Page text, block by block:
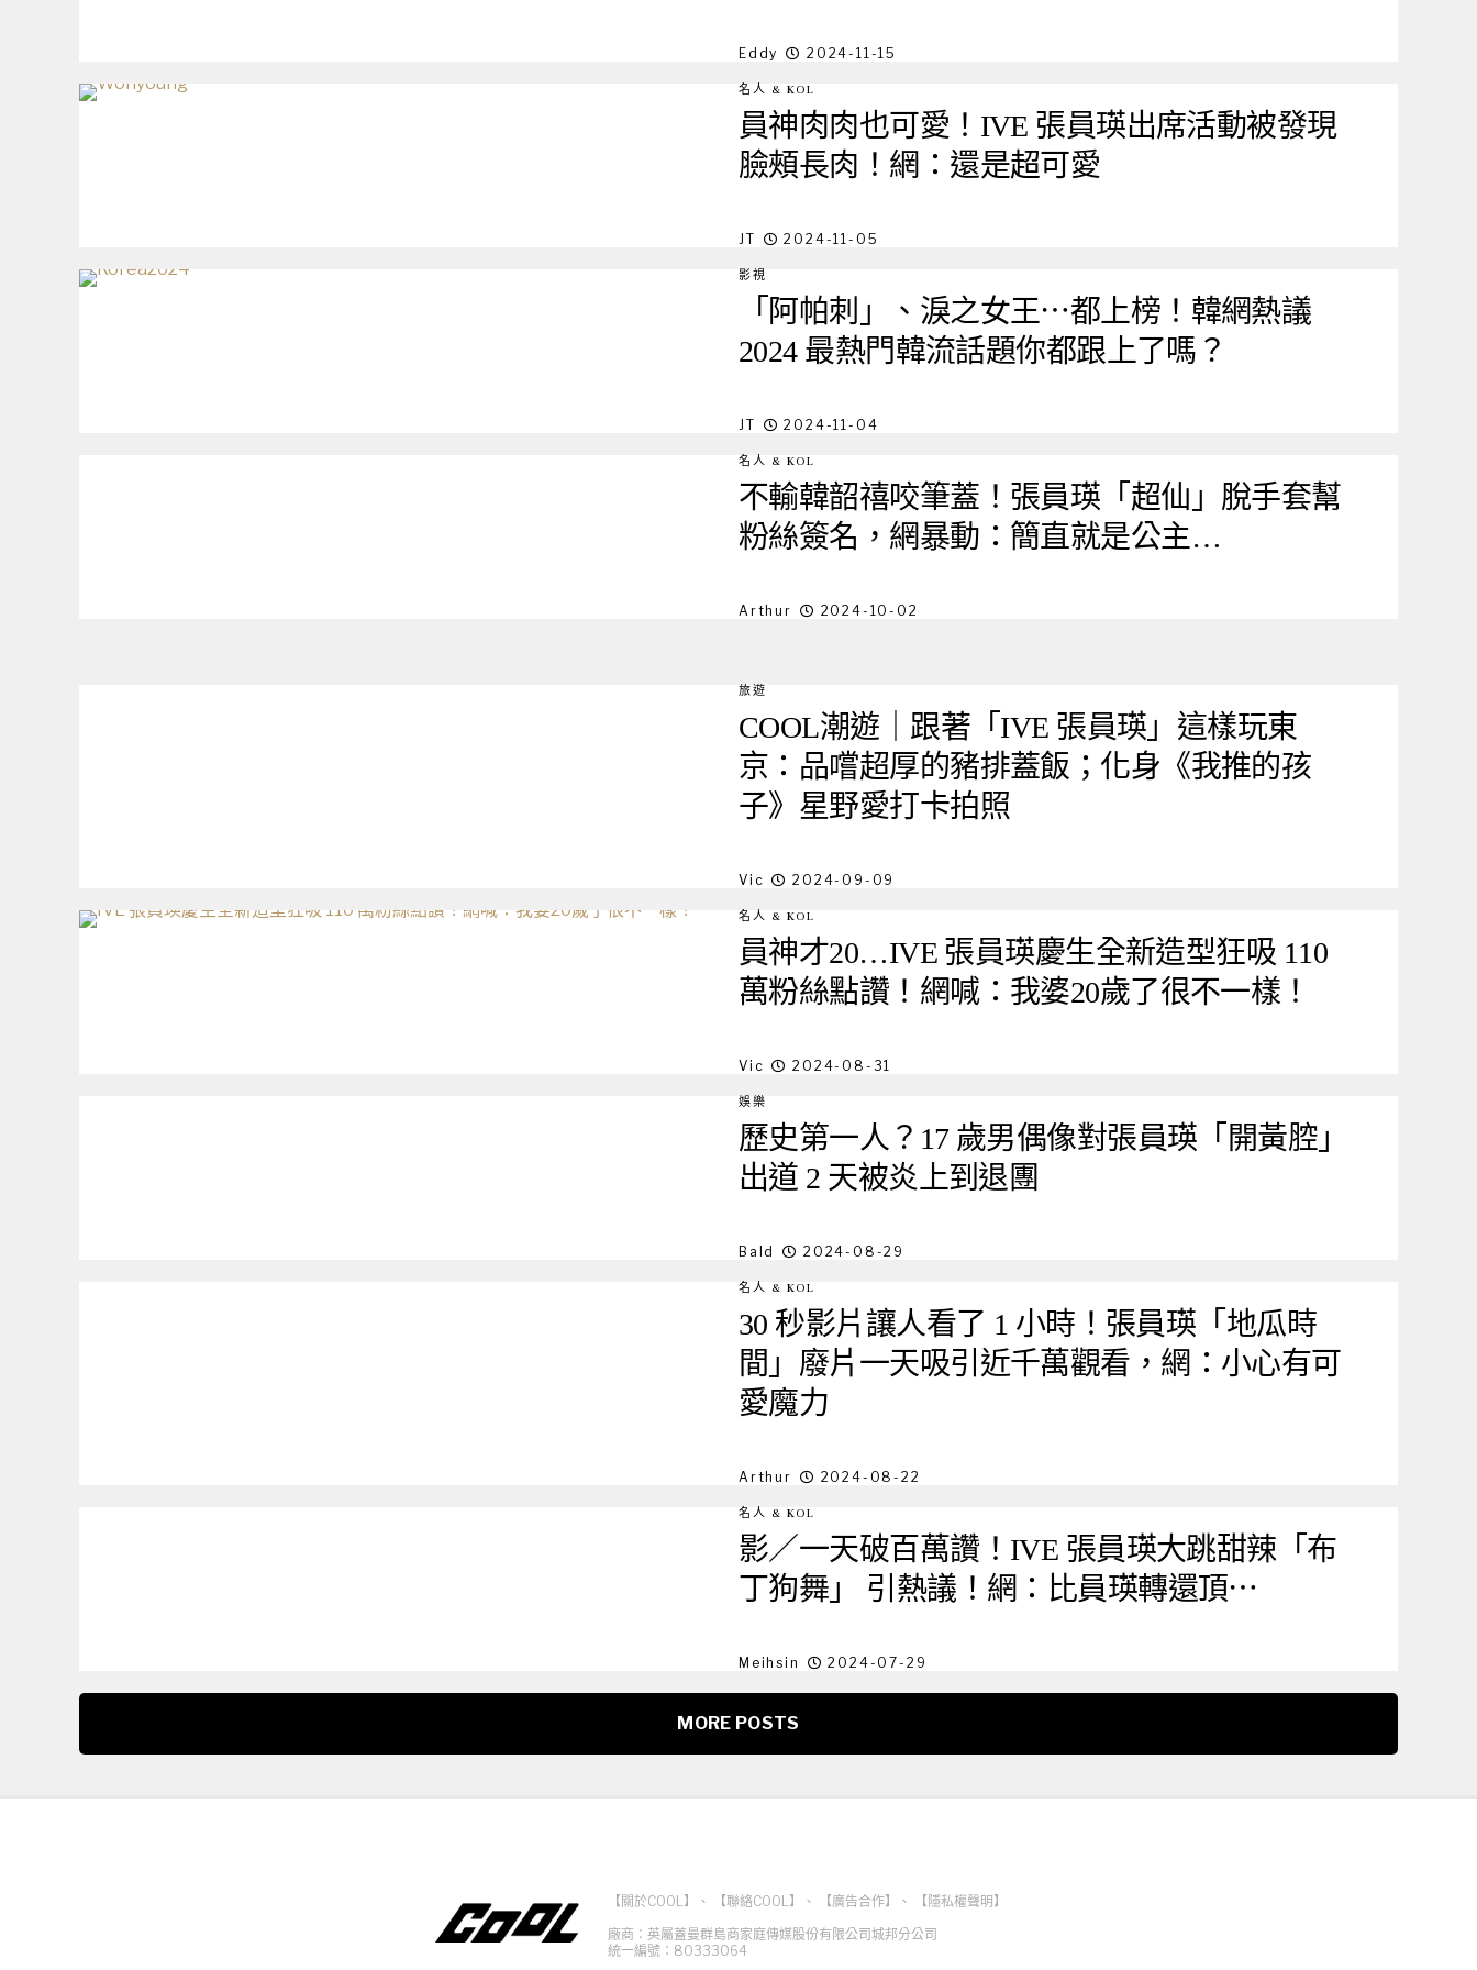
Eddy 2024-11-15
名人 & KOL
員神肉肉也可愛！IVE 張員瑛出席活動被發現
臉頰長肉！網：還是超可愛
JT 2024-11-05
影視
「阿帕刺」、淚之女王⋯都上榜！韓網熱議
2024 最熱門韓流話題你都跟上了嗎？
JT 2024-11-04
名人 & KOL
不輸韓韶禧咬筆蓋！張員瑛「超仙」脫手套幫
粉絲簽名，網暴動：簡直就是公主…
Arthur 2024-10-02
旅遊
COOL潮遊｜跟著「IVE 張員瑛」這樣玩東
京：品嚐超厚的豬排蓋飯；化身《我推的孩
子》星野愛打卡拍照
Vic 2024-09-09
名人 & KOL
員神才20…IVE 張員瑛慶生全新造型狂吸 110
萬粉絲點讚！網喊：我婆20歲了很不一樣！
Vic 2024-08-31
娛樂
歷史第一人？17 歲男偶像對張員瑛「開黃腔」
出道 2 天被炎上到退團
Bald 2024-08-29
名人 & KOL
30 秒影片讓人看了 1 小時！張員瑛「地瓜時
間」廢片一天吸引近千萬觀看，網：小心有可
愛魔力
Arthur 2024-08-22
名人 & KOL
影／一天破百萬讚！IVE 張員瑛大跳甜辣「布
丁狗舞」 引熱議！網：比員瑛轉還頂⋯
Meihsin 2024-07-29
MORE POSTS
【關於COOL】 、 【聯絡COOL】 、 【廣告合作】 、
【隱私權聲明】
廠商：英屬蓋曼群島商家庭傳媒股份有限公司城邦分公司
統一編號：80333064